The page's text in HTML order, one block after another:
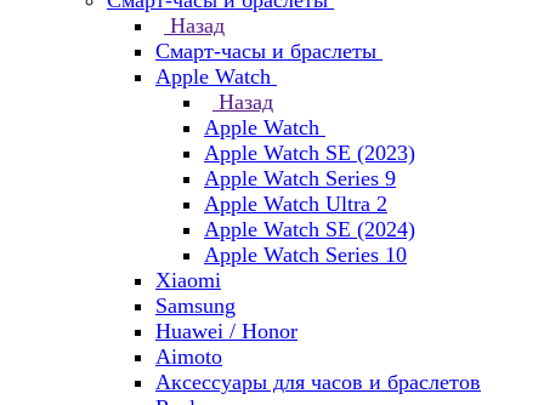
Назад
Смарт-часы и браслеты
Apple Watch
Назад
Apple Watch
Apple Watch SE (2023)
Apple Watch Series 9
Apple Watch Ultra 2
Apple Watch SE (2024)
Apple Watch Series 10
Xiaomi
Samsung
Huawei / Honor
Aimoto
Аксессуары для часов и браслетов